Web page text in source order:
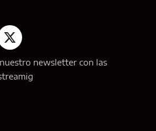
newsletter con las